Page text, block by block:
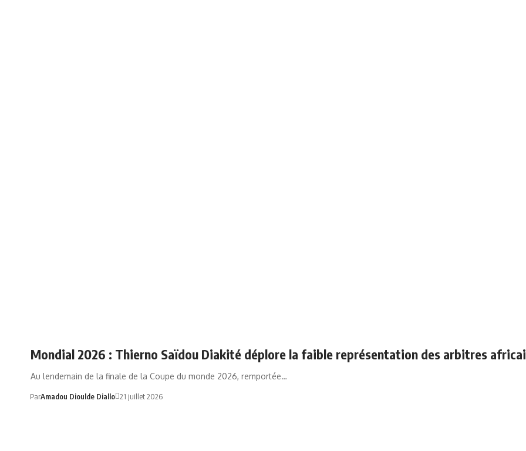
Mondial 2026 : Thierno Saïdou Diakité déplore la faible représentation des arbitres
Au lendemain de la finale de la Coupe du monde 2026, remportée…
ParAmadou Dioulde Diallo 21 juillet 2026